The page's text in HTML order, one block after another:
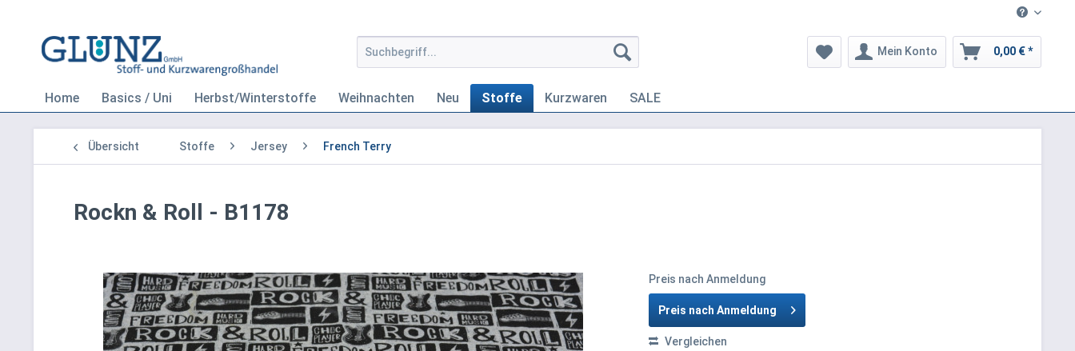
Mein Konto 0,00 € *
Home Basics / Uni Herbst/Winterstoffe Weihnachten Neu Stoffe Kurzwaren SALE
Übersicht Stoffe Jersey French Terry
Rockn & Roll - B1178
Preis nach Anmeldung
Preis nach Anmeldung
Vergleichen